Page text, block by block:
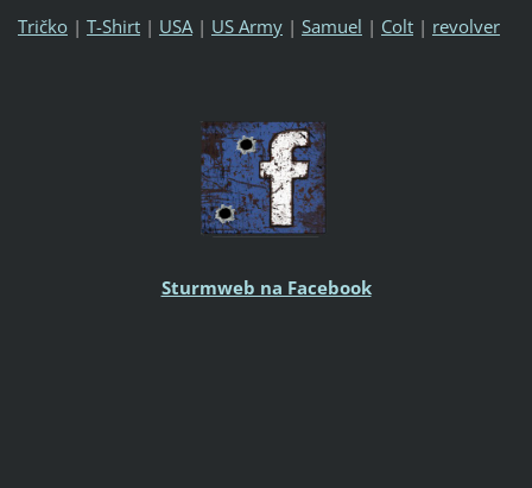
Tričko | T-Shirt | USA | US Army | Samuel | Colt | revolver
Sturmweb na Facebook